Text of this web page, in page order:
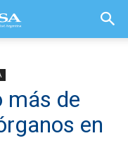
más de
en